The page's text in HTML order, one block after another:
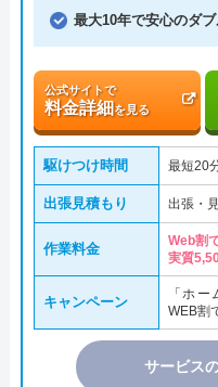
最大10年で安心のダ
公式サイトで
料金詳細を見る
駆けつけ時間 最短20
出張見積もり 出張・
作業料金
Web割
実質
キャンペーン
「ホ
WEB割
サービス